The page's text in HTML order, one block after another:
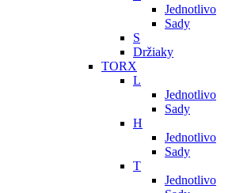
Jednotlivo
Sady
S
Držiaky
TORX
L
Jednotlivo
Sady
H
Jednotlivo
Sady
T
Jednotlivo